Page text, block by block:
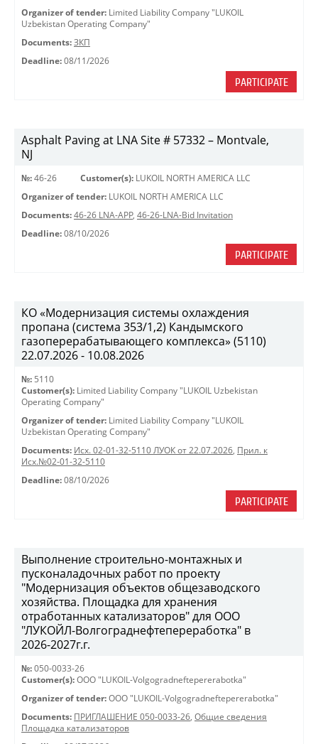
Organizer of tender: Limited Liability Company "LUKOIL
Uzbekistan Operating Company"
Documents: ЗКП
Deadline: 08/11/2026
PARTICIPATE
Asphalt Paving at LNA Site # 57332 – Montvale,
NJ
№: 46-26 Customer(s): LUKOIL NORTH AMERICA LLC
Organizer of tender: LUKOIL NORTH AMERICA LLC
Documents: 46-26 LNA-APP, 46-26-LNA-Bid Invitation
Deadline: 08/10/2026
PARTICIPATE
КО «Модернизация системы охлаждения
пропана (система 353/1,2) Кандымского
газоперерабатывающего комплекса» (5110)
22.07.2026 - 10.08.2026
№: 5110
Customer(s): Limited Liability Company "LUKOIL Uzbekistan
Operating Company"
Organizer of tender: Limited Liability Company "LUKOIL
Uzbekistan Operating Company"
Documents: Исх. 02-01-32-5110 ЛУОК от 22.07.2026, Прил. к
Исх.№02-01-32-5110
Deadline: 08/10/2026
PARTICIPATE
Выполнение строительно-монтажных и
пусконаладочных работ по проекту
"Модернизация объектов общезаводского
хозяйства. Площадка для хранения
отработанных катализаторов" для ООО
"ЛУКОЙЛ-Волгограднефтепереработка" в
2026-2027г.г.
№: 050-0033-26
Customer(s): OOO "LUKOIL-Volgogradneftepererabotka"
Organizer of tender: OOO "LUKOIL-Volgogradneftepererabotka"
Documents: ПРИГЛАШЕНИЕ 050-0033-26, Общие сведения
Площадка катализаторов